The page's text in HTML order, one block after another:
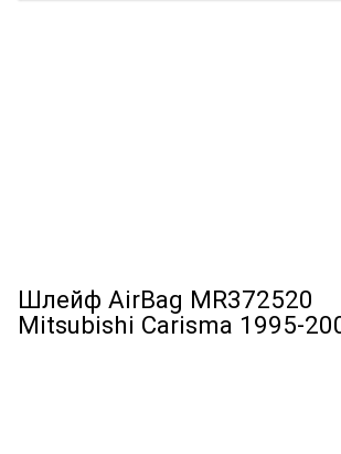
Шлейф AirBag MR372520
Mitsubishi Carisma 1995-